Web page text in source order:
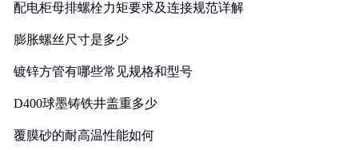
配电柜母排螺栓力矩要求及连接规范详解
膨胀螺丝尺寸是多少
镀锌方管有哪些常见规格和型号
D400球墨铸铁井盖重多少
覆膜砂的耐高温性能如何